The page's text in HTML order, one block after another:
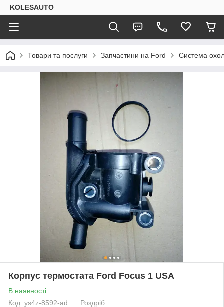
KOLESAUTO
Товари та послуги Запчастини на Ford Система
Корпус термостата Ford Focus 1 USA
В наявності
Код: ys4z-8592-ad
Роздріб